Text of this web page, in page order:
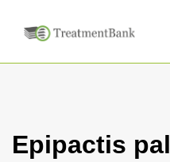
Epipactis